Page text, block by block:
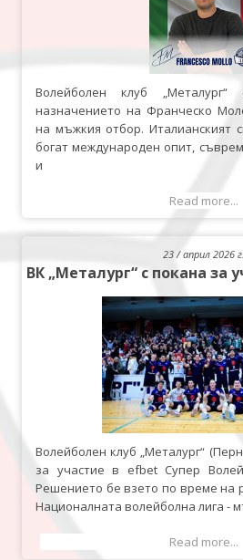
Волейболен клуб
назначението на Франческо
на мъжкия отбор. Италианският
богат международен опит,
и
Read more...
23 / април 2026 г.
ВК „Металург“ с покана за
Волейболен клуб „Металург“
за участие в efbet Супер
Решението бе взето по време на
Националната волейболна лига -
Read more...